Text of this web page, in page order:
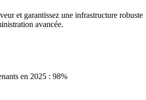
et garantissez une infrastructure robuste
avancée.
en 2025 : 98%